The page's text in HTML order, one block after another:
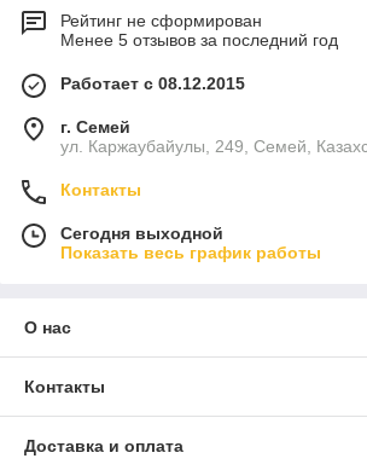
Рейтинг не сформирован
Менее 5 отзывов за последний год
Работает с 08.12.2015
г. Семей
ул. Каржаубайулы, 249, Семей,
Контакты
Сегодня выходной
Показать весь график работы
О нас
Контакты
Доставка и оплата